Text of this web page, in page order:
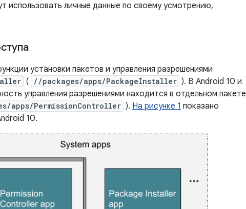
использовать личные данные по своему усмотрению,
установки пакетов и управления разрешениями
( //packages/apps/PackageInstaller ). В Android 10 и
управления разрешениями находится в отдельном пакете
apps/PermissionController ). На рисунке 1 показано
10.